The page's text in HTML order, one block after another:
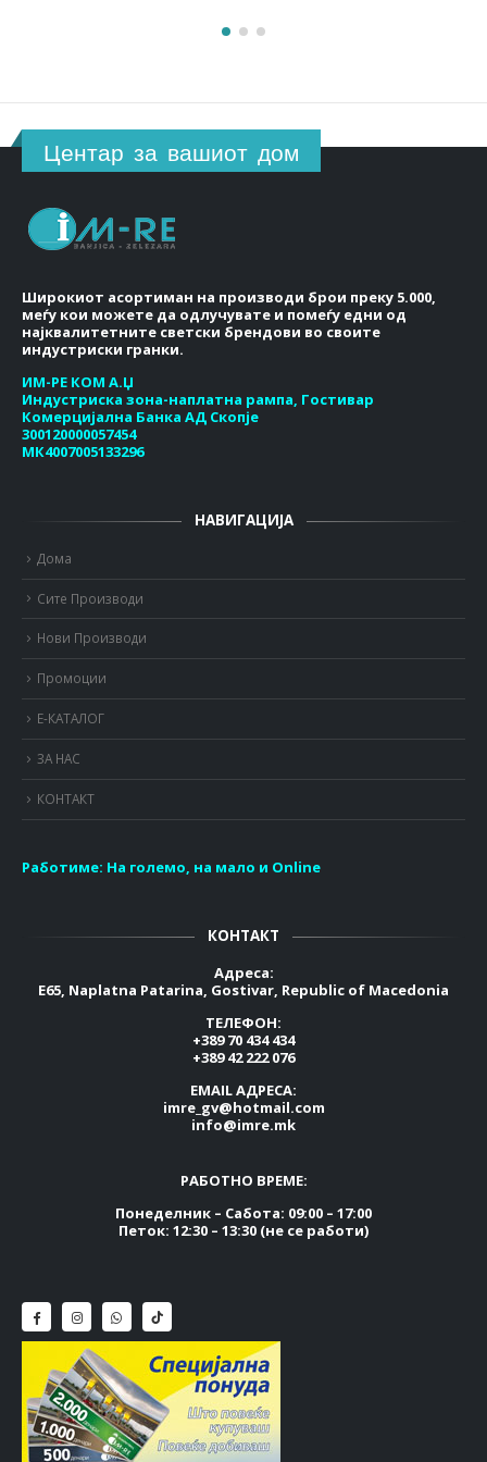
Центар за вашиот дом
Широкиот асортиман на производи брои преку 5.000,
меѓу кои можете да одлучувате и помеѓу едни од
најквалитетните светски брендови во своите
индустриски гранки.
ИМ-РЕ КОМ А.Џ
Индустриска зона-наплатна рампа, Гостивар
Комерцијална Банка АД Скопје
300120000057454
МК4007005133296
НАВИГАЦИЈА
Дома
Сите Производи
Нови Производи
Промоции
Е-КАТАЛОГ
ЗА НАС
КОНТАКТ
Работиме: На големо, на мало и Online
КОНТАКТ
Адреса:
E65, Naplatna Patarina, Gostivar, Republic of Macedonia
ТЕЛЕФОН:
+389 70 434 434
+389 42 222 076
EMAIL АДРЕСА:
imre_gv@hotmail.com
info@imre.mk
РАБОТНО ВРЕМЕ:
Понеделник – Сабота: 09:00 – 17:00
Петок: 12:30 – 13:30 (не се работи)